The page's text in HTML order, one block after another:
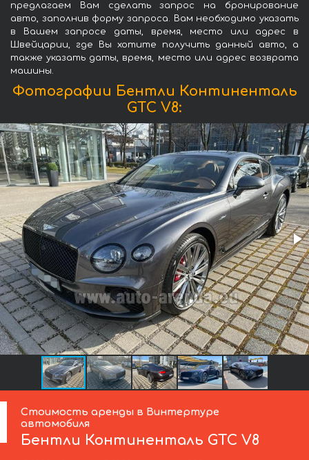
предлагаем Вам сделать запрос на бронирование
авто, заполнив форму запроса. Вам необходимо указать
в Вашем запросе даты, время, место или адрес в
Швейцарии, где Вы хотите получить данный авто, а
также указать даты, время, место или адрес возврата
машины.
Фотографии Бентли Континенталь
GTC V8:
Стоимость аренды в Винтертуре
автомобиля
Бентли Континенталь GTC V8